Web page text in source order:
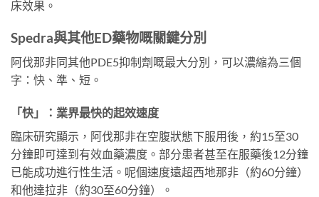
床效果。
Spedra與其他ED藥物嘅關鍵分別
阿伐那非同其他PDE5抑制劑嘅最大分別，可以濃縮為三個
字：快、準、短。
「快」：業界最快的起效速度
臨床研究顯示，阿伐那非在空腹狀態下服用後，約15至30
分鐘即可達到有效血藥濃度。部分患者甚至在服藥後12分鐘
已能成功進行性生活。呢個速度遠超西地那非（約60分鐘）
和他達拉非（約30至60分鐘）。